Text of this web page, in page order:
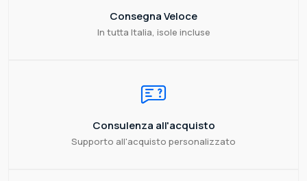
Consegna Veloce
In tutta Italia, isole incluse
Consulenza all'acquisto
Supporto all'acquisto personalizzato